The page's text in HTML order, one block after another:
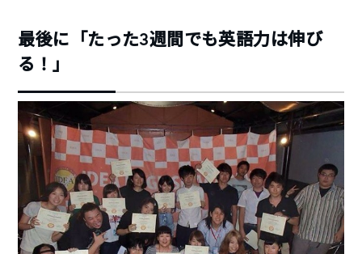
最後に「たった3週間でも英語力は伸び
る！」